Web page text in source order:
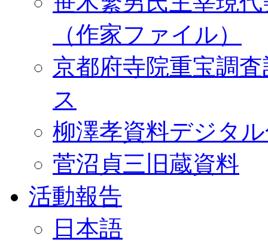
（作家ファイル）
京都府寺院重宝調
ス
柳澤孝資料デジタ
菅沼貞三旧蔵資料
活動報告
日本語